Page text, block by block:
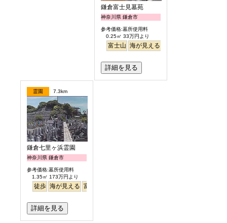
鎌倉富士見墓苑
神奈川県 鎌倉市
参考価格:墓所使用料
0.25㎡ 33万円より
富士山 海が見える
詳細を見る
霊園 7.3km
鎌倉七里ヶ浜霊園
神奈川県 鎌倉市
参考価格:墓所使用料
1.35㎡ 173万円より
徒歩 海が見える 富士山
詳細を見る